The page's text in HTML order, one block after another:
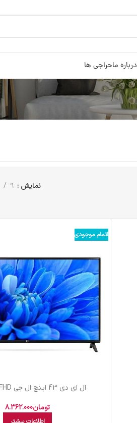
درباره ماحراجی ها
نمایش 9
اتمام موجودی
ال اي دي 43 اينچ ال جي 43LM55 FHD
تومان8.362.000